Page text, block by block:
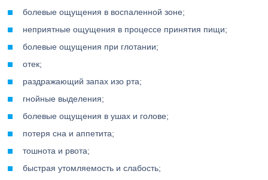
болевые ощущения в воспаленной зоне;
неприятные ощущения в процессе принятия пищи;
болевые ощущения при глотании;
отек;
раздражающий запах изо рта;
гнойные выделения;
болевые ощущения в ушах и голове;
потеря сна и аппетита;
тошнота и рвота;
быстрая утомляемость и слабость;